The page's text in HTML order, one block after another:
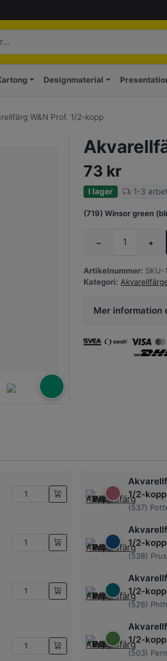
Designmaterial
W&N Prof. 1/2-kopp
73 kr
I lager 1-3
(719) Winsor green
− +
Artikelnummer: SKU-
Kategori:
Mer information
1/2-kopp
(537)
1/2-kopp
(538)
1/2-kopp
(526)
1/2-kopp
(503)